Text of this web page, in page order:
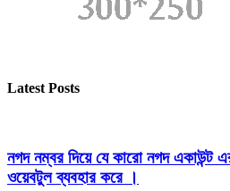
Latest Posts
নগদ নম্বর দিয়ে যে কারো নগদ একাউন্ট
ওয়েবটুল ব্যবহার করে ।